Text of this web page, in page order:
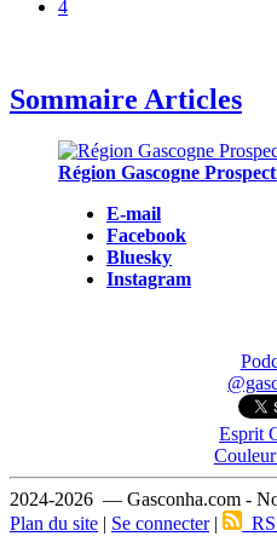
4
Sommaire Articles
Région Gascogne
E-mail
Facebook
Bluesky
Instagram
Esprit
2024-2026 — Gasconha.com -
Plan du site | Se connecter|